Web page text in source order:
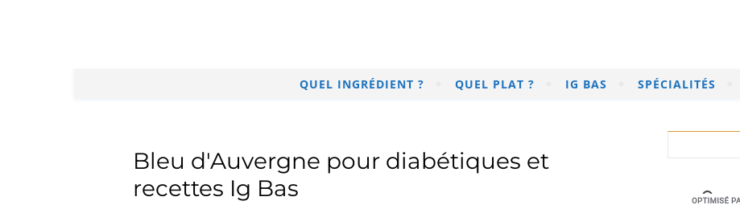
QUEL INGRÉDIENT ? QUEL PLAT ? IG BAS SPÉCIALITÉS
Bleu d'Auvergne pour diabétiques et
recettes Ig Bas